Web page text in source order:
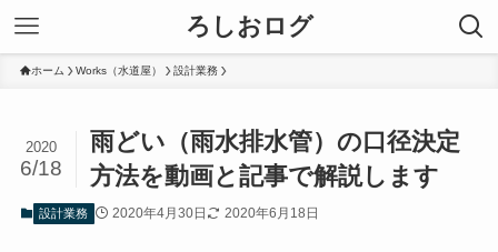
ろしおログ
ホーム Works（水道屋） 設計業務
雨どい（雨水排水管）の口径決定
方法を動画と記事で解説します
2020
6/18
設計業務 2020年4月30日 2020年6月18日